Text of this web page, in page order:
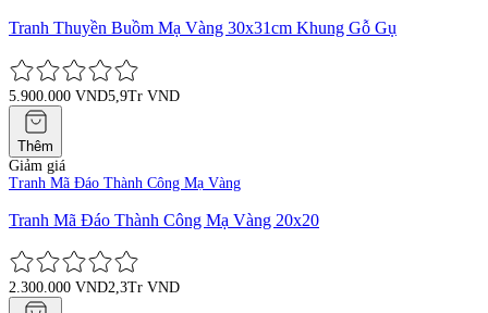
Tranh Thuyền Buồm Mạ Vàng 30x31cm Khung Gỗ Gụ
5.900.000 VND5,9Tr VND
Thêm
Giảm giá
Tranh Mã Đáo Thành Công Mạ Vàng
Tranh Mã Đáo Thành Công Mạ Vàng 20x20
2.300.000 VND2,3Tr VND